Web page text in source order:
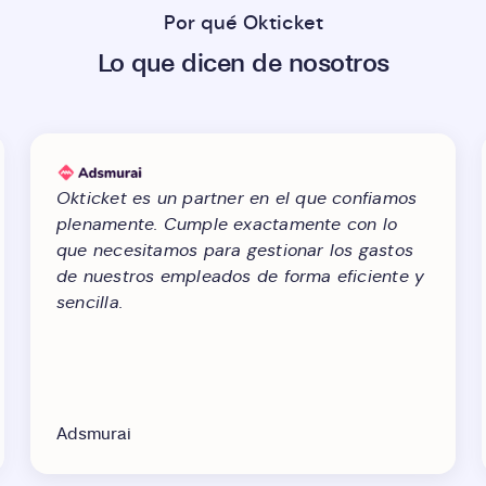
Por qué Okticket
Lo que dicen de nosotros
Okticket es un partner en el que confiamos
plenamente. Cumple exactamente con lo
que necesitamos para gestionar los gastos
de nuestros empleados de forma eficiente y
sencilla.
Adsmurai